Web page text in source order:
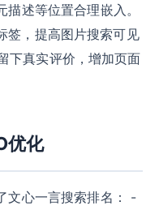
述等位置合理嵌入。
，提高图片搜索可见
下真实评价，增加页面
优化
文心一言搜索排名： -